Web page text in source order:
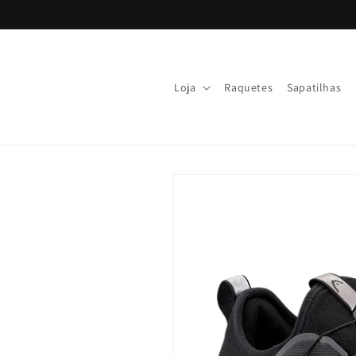
conteúdo
Loja Raquetes Sapatilhas